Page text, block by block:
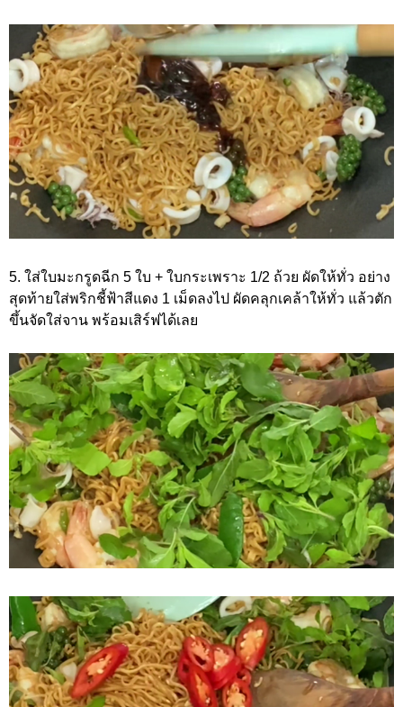
5. ใส่ใบมะกรูดฉีก 5 ใบ + ใบกระเพราะ 1/2 ถ้วย ผัดให้ทั่ว อย่าง
สุดท้ายใส่พริกชี้ฟ้าสีแดง 1 เม็ดลงไป ผัดคลุกเคล้าให้ทั่ว แล้วตัก
ขึ้นจัดใส่จาน พร้อมเสิร์ฟได้เลย